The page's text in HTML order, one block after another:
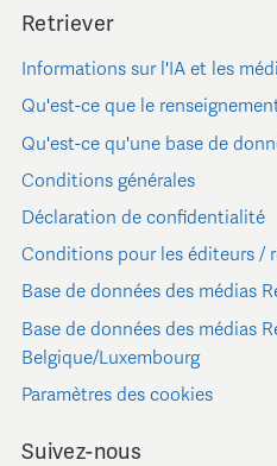
Retriever
Informations sur l'IA et les
Qu'est-ce que le
Qu'est-ce qu'une base de
Conditions générales
Déclaration de confidentialité
Conditions pour les éditeurs /
Base de données des médias
Base de données des médias
Belgique/Luxembourg
Paramètres des cookies
Suivez-nous